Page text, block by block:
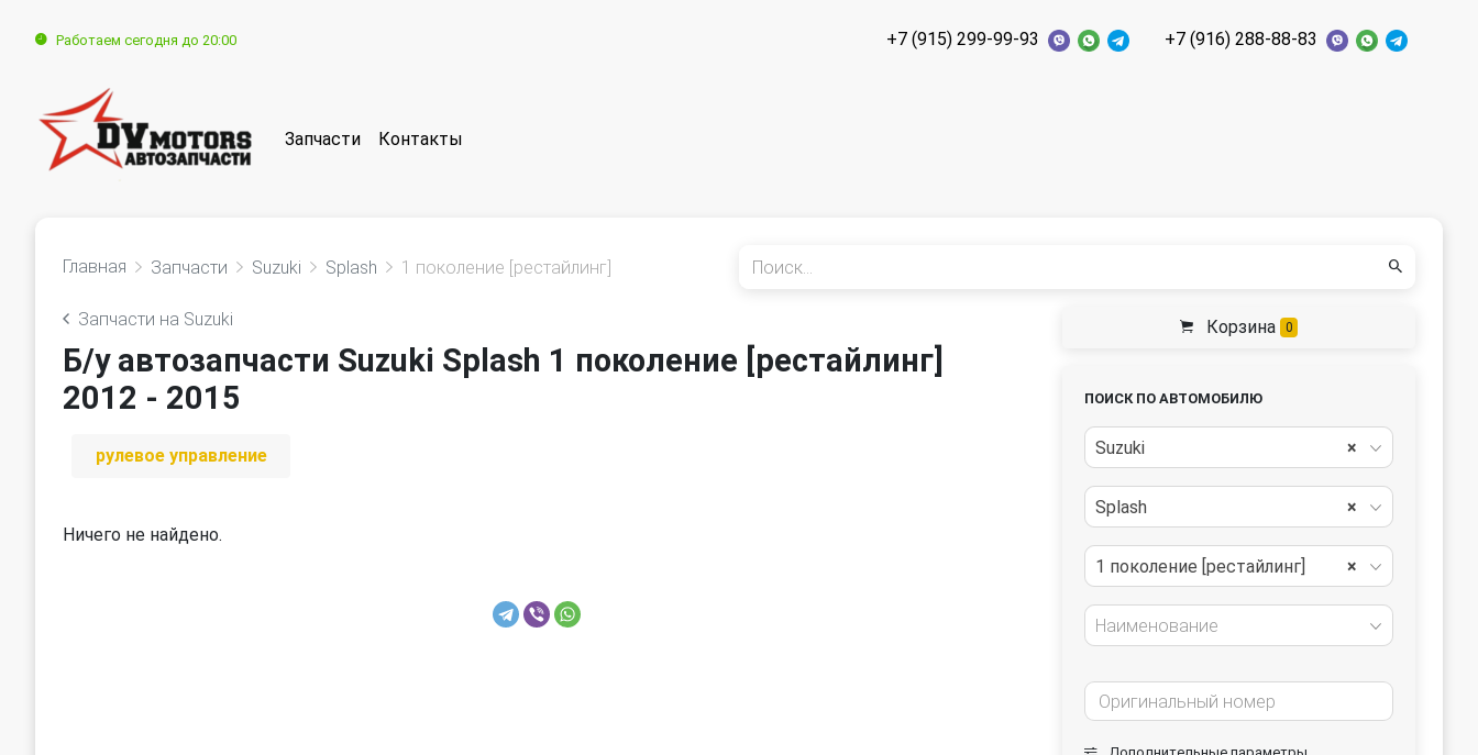
Работаем сегодня до 20:00 +7 (915) 299-99-93 +7 (916) 288-88-83
Запчасти Контакты
Главная Запчасти Suzuki Splash 1 поколение [рестайлинг]
Запчасти на Suzuki
Б/у автозапчасти Suzuki Splash 1 поколение [рестайлинг]
2012 - 2015
рулевое управление
Ничего не найдено.
Корзина 0
ПОИСК ПО АВТОМОБИЛЮ
×
Suzuki
×
Splash
×
1 поколение [рестайлинг]
Наименование